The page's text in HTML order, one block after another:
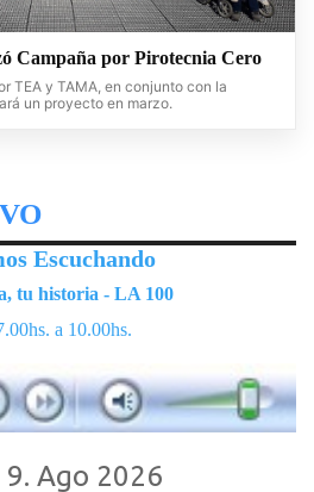
Campaña por Pirotecnia Cero
TEA y TAMA, en conjunto con la
un proyecto en marzo.
Escuchando
tu historia - LA 100
a 10.00hs.